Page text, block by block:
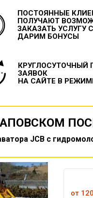
ПОСТОЯННЫЕ
ПОЛУЧАЮТ
ЗАКАЗАТЬ УСЛУГУ
ДАРИМ БОНУСЫ
КРУГЛОСУТОЧНЫЙ
ЗАЯВОК
НА САЙТЕ В
JCB с
от